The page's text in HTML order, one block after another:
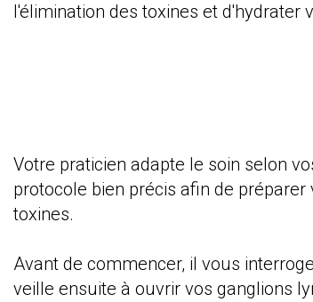
l'élimination des toxines et d'hydrater
Votre praticien adapte le soin selon
protocole bien précis afin de
toxines.
Avant de commencer, il vous
veille ensuite à ouvrir vos ganglions